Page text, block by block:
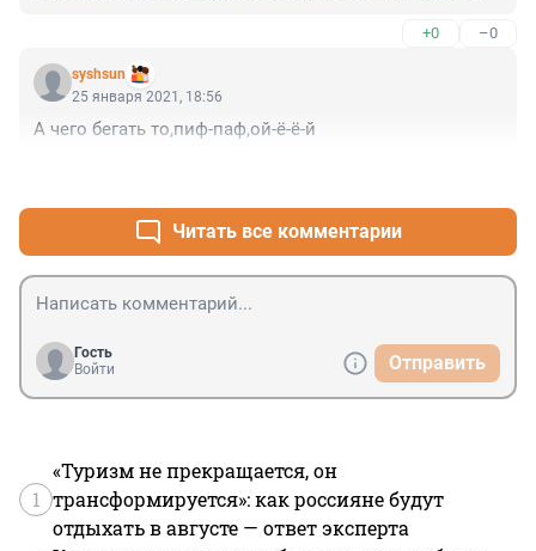
+0 –0
syshsun
25 января 2021, 18:56
А чего бегать то,пиф-паф,ой-ё-ё-й
Читать все комментарии
Гость
Войти
Отправить
1
«Туризм не прекращается, он
трансформируется»: как россияне будут
отдыхать в августе — ответ эксперта